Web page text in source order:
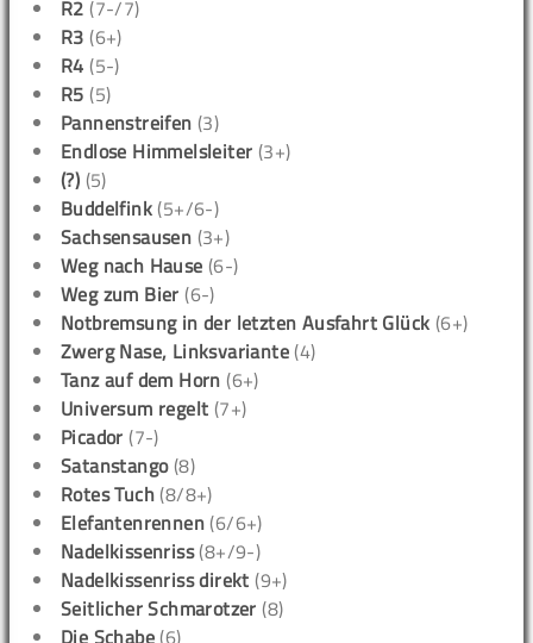
R2 (7-/7)
R3 (6+)
R4 (5-)
R5 (5)
Pannenstreifen (3)
Endlose Himmelsleiter (3+)
(?) (5)
Buddelfink (5+/6-)
Sachsensausen (3+)
Weg nach Hause (6-)
Weg zum Bier (6-)
Notbremsung in der letzten Ausfahrt Glück (6+)
Zwerg Nase, Linksvariante (4)
Tanz auf dem Horn (6+)
Universum regelt (7+)
Picador (7-)
Satanstango(8)
Rotes Tuch (8/8+)
Elefantenrennen (6/6+)
Nadelkissenriss(8+/9-)
Nadelkissenriss direkt (9+)
Seitlicher Schmarotzer (8)
Die Schabe (6)